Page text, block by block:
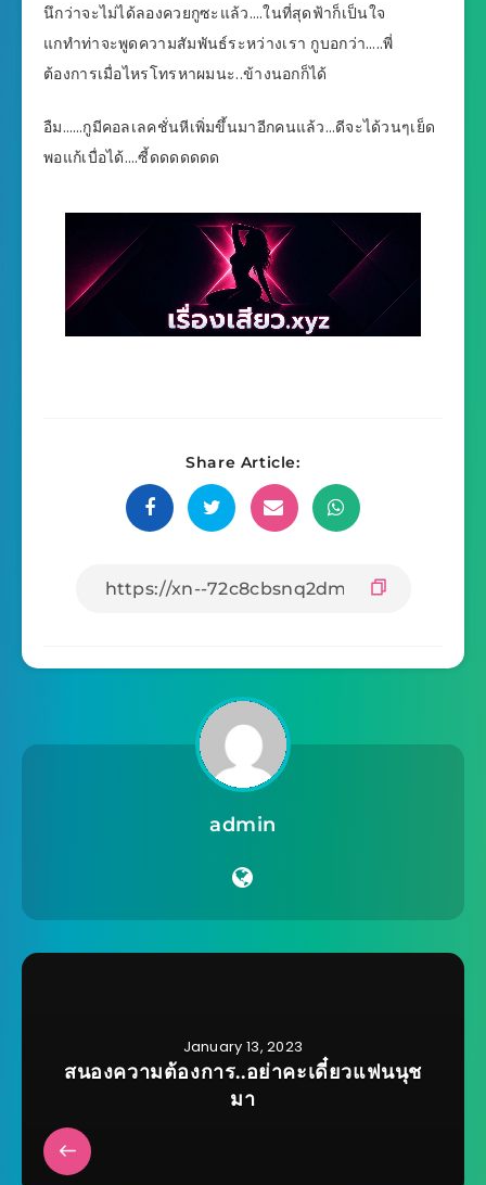
นึกว่าจะไม่ได้ลองควยกูซะแล้ว….ในที่สุดฟ้าก็เป็นใจ
แกทำท่าจะพูดความสัมพันธ์ระหว่างเรา กูบอกว่า…..พี่
ต้องการเมื่อไหรโทรหาผมนะ..ข้างนอกก็ได้
อืม……กูมีคอลเลคชั่นหีเพิ่มขึ้นมาอีกคนแล้ว…ดีจะได้วนๆเย็ด
พอแก้เบื่อได้….ซี้ดดดดดดด
Share Article:
admin
January 13, 2023
สนองความต้องการ..อย่าคะเดี๋ยวแฟนนุช
มา